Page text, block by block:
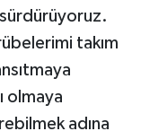
takım
olmaya
adına